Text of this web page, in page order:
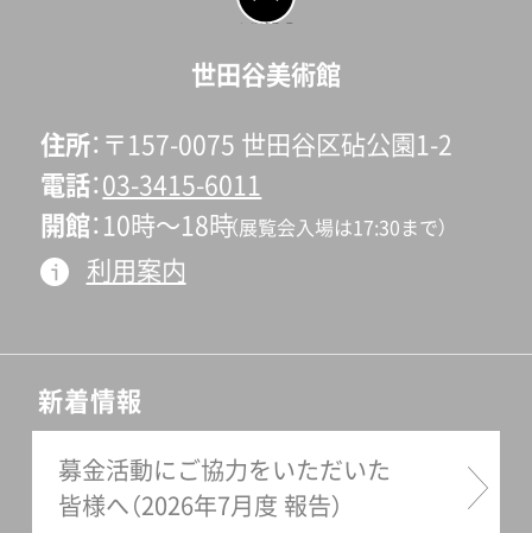
ページの先頭へ戻
世田谷美術館
住所 〒157-0075 世田谷区砧公園1-2
電話 03-3415-6011
開館 10時〜18時（展覧会入場は17:30まで）
利用案内
新着情報
募金活動にご協力をいただいた
皆様へ（2026年7月度 報告）